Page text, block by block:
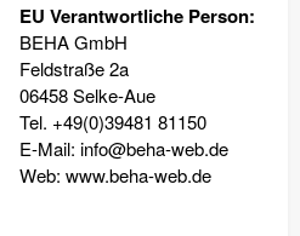
EU Verantwortliche Person:
BEHA GmbH
Feldstraße 2a
06458 Selke-Aue
Tel. +49(0)39481 81150
E-Mail: info@beha-web.de
Web: www.beha-web.de